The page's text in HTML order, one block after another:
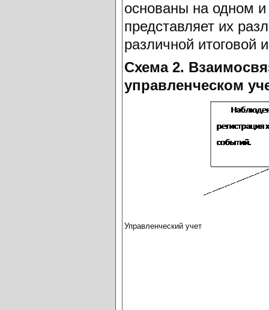
основаны на одном
представляет их
различной
Схема 2.
управленческом
Управленческий учет